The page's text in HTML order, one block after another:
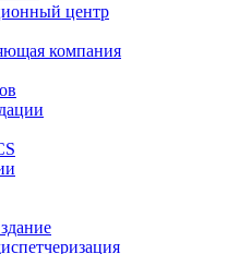
центр
компания